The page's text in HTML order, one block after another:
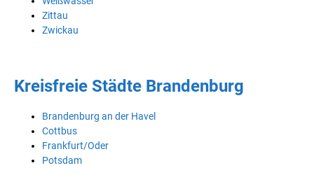
Zittau
Zwickau
Kreisfreie Städte Brandenburg
Brandenburg an der Havel
Cottbus
Frankfurt/Oder
Potsdam